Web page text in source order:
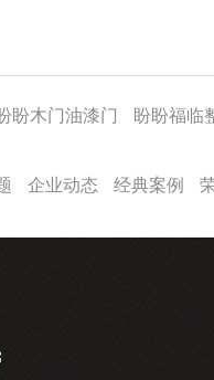
盼木门油漆门 盼盼福临
企业动态 经典案例